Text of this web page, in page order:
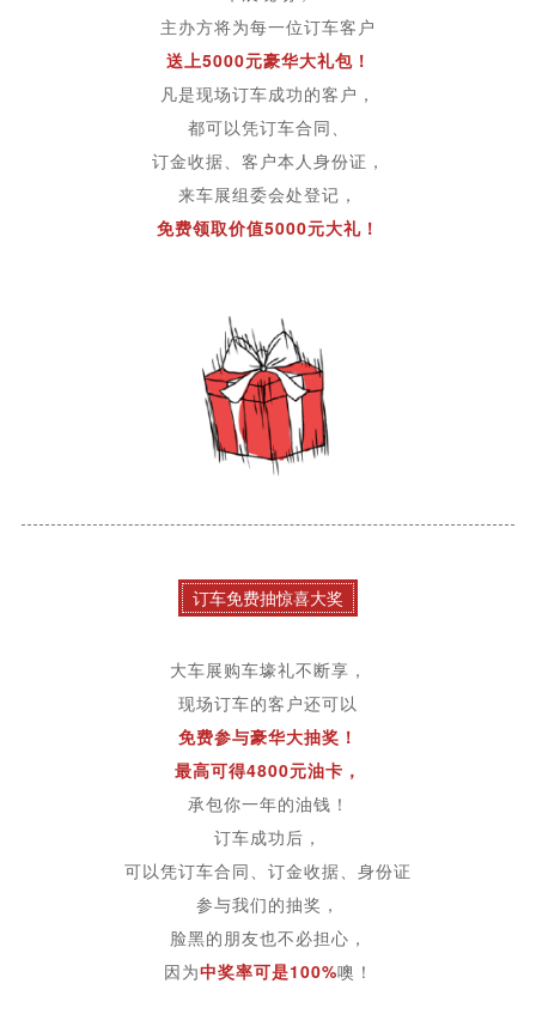
主办方将为每一位订车客户
送上5000元豪华大礼包！
凡是现场订车成功的客户，
都可以凭订车合同、
订金收据、客户本人身份证，
来车展组委会处登记，
免费领取价值5000元大礼！
订车免费抽惊喜大奖
大车展购车壕礼不断享，
现场订车的客户还可以
免费参与豪华大抽奖！
最高可得4800元油卡，
承包你一年的油钱！
订车成功后，
可以凭订车合同、订金收据、身份证
参与我们的抽奖，
脸黑的朋友也不必担心，
因为中奖率可是100%噢！